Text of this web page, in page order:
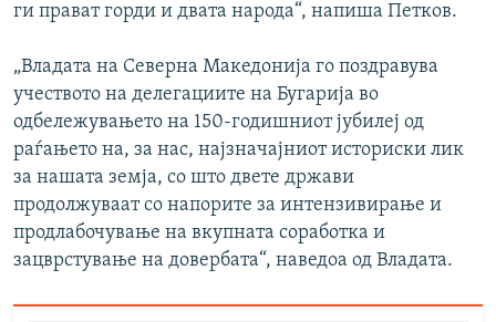
ги прават горди и двата народа“, напиша Петков.
„Владата на Северна Македонија го поздравува
учеството на делегациите на Бугарија во
одбележувањето на 150-годишниот јубилеј од
раѓањето на, за нас, најзначајниот историски лик
за нашата земја, со што двете држави
продолжуваат со напорите за интензивирање и
продлабочување на вкупната соработка и
зацврстување на довербата“, наведоа од Владата.